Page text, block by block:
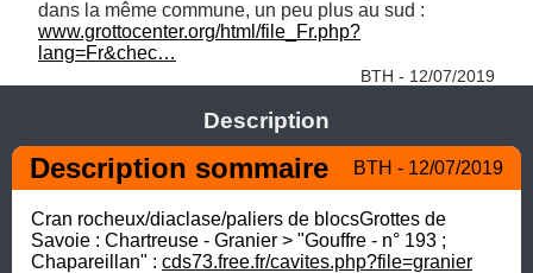
www.grottocenter.org/html/file_Fr.php?
lang=Fr&chec…
BTH - 12/07/2019
Description
Description sommaire BTH - 12/07/2019
Cran rocheux/diaclase/paliers de blocsGrottes de
Savoie : Chartreuse - Granier > "Gouffre - n° 193 ;
Chapareillan" : cds73.free.fr/cavites.php?file=granier